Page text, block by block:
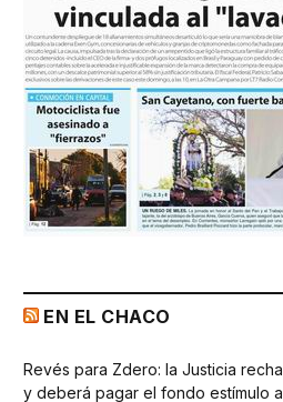
EN EL CHACO
Revés para Zdero: la Justicia
y deberá pagar el fondo estímulo